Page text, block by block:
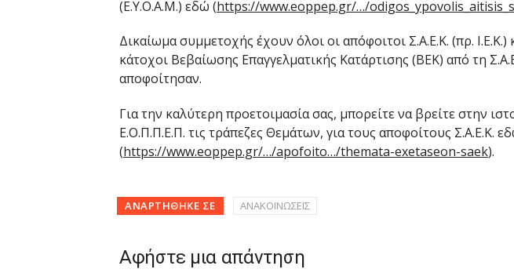
(Ε.Υ.Ο.Α.Μ.) εδώ (https://www.eoppep.gr/…/
Δικαίωμα συμμετοχής έχουν όλοι οι απόφοιτοι Σ.Α.Ε.Κ. (πρ. Ι.Ε.Κ.)
κάτοχοι Βεβαίωσης Επαγγελματικής Κατάρτισης (ΒΕΚ) από τη
αποφοίτησαν.
Για την καλύτερη προετοιμασία σας, μπορείτε να βρείτε στην
Ε.Ο.Π.Π.Ε.Π. τις τράπεζες Θεμάτων, για τους αποφοίτους Σ.Α.Ε.Κ.
(https://www.eoppep.gr/…/apofoito…/themata-exetaseon-saek).
ΑΝΑΡΤΉΘΗΚΕ ΣΕ ΑΝΑΚΟΙΝΩΣΕΙΣ
Αφήστε μια απάντηση